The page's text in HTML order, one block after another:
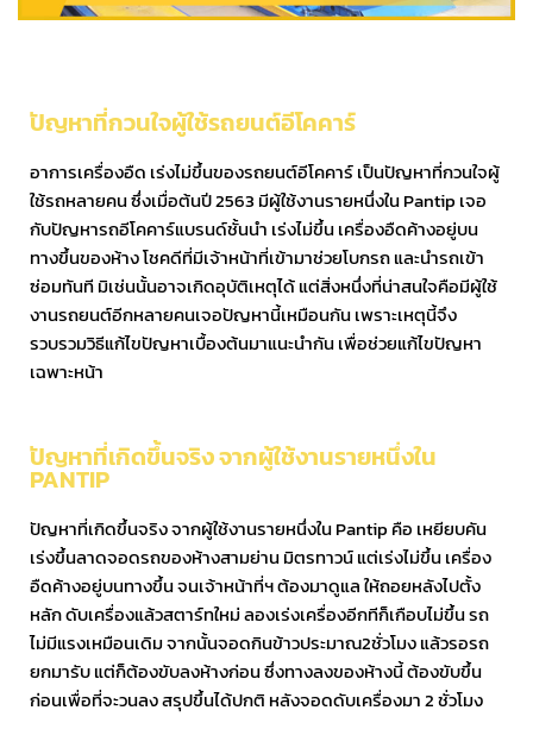
ปัญหาที่กวนใจผู้ใช้รถยนต์อีโคคาร์
อาการเครื่องอืด เร่งไม่ขึ้นของรถยนต์อีโคคาร์ เป็นปัญหาที่กวนใจผู้
ใช้รถหลายคน ซึ่งเมื่อต้นปี 2563 มีผู้ใช้งานรายหนึ่งใน Pantip เจอ
กับปัญหารถอีโคคาร์แบรนด์ชั้นนำ เร่งไม่ขึ้น เครื่องอืดค้างอยู่บน
ทางขึ้นของห้าง โชคดีที่มีเจ้าหน้าที่เข้ามาช่วยโบกรถ และนำรถเข้า
ซ่อมทันที มิเช่นนั้นอาจเกิดอุบัติเหตุได้ แต่สิ่งหนึ่งที่น่าสนใจคือมีผู้ใช้
งานรถยนต์อีกหลายคนเจอปัญหานี้เหมือนกัน เพราะเหตุนี้จึง
รวบรวมวิธีแก้ไขปัญหาเบื้องต้นมาแนะนำกัน เพื่อช่วยแก้ไขปัญหา
เฉพาะหน้า
ปัญหาที่เกิดขึ้นจริง จากผู้ใช้งานรายหนึ่งใน
PANTIP
ปัญหาที่เกิดขึ้นจริง จากผู้ใช้งานรายหนึ่งใน Pantip คือ เหยียบคัน
เร่งขึ้นลาดจอดรถของห้างสามย่าน มิตรทาวน์ แต่เร่งไม่ขึ้น เครื่อง
อืดค้างอยู่บนทางขึ้น จนเจ้าหน้าที่ฯ ต้องมาดูแล ให้ถอยหลังไปตั้ง
หลัก ดับเครื่องแล้วสตาร์ทใหม่ ลองเร่งเครื่องอีกทีก็เกือบไม่ขึ้น รถ
ไม่มีแรงเหมือนเดิม จากนั้นจอดกินข้าวประมาณ2ชั่วโมง แล้วรอรถ
ยกมารับ แต่ก็ต้องขับลงห้างก่อน ซึ่งทางลงของห้างนี้ ต้องขับขึ้น
ก่อนเพื่อที่จะวนลง สรุปขึ้นได้ปกติ หลังจอดดับเครื่องมา 2 ชั่วโมง